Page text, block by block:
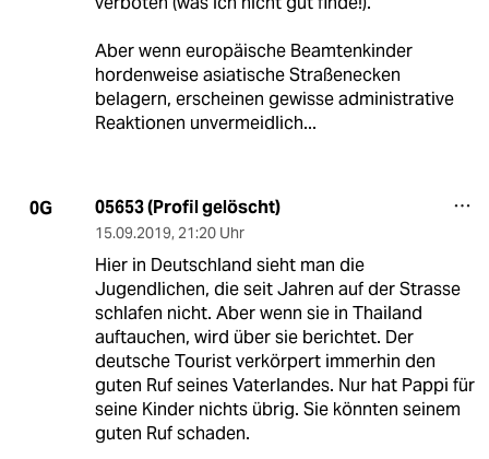
Aber wenn europäische Beamtenkinder
hordenweise asiatische Straßenecken
belagern, erscheinen gewisse administrative
Reaktionen unvermeidlich...
0G 05653 (Profil gelöscht)
15.09.2019, 21:20 Uhr
Hier in Deutschland sieht man die
Jugendlichen, die seit Jahren auf der Strasse
schlafen nicht. Aber wenn sie in Thailand
auftauchen, wird über sie berichtet. Der
deutsche Tourist verkörpert immerhin den
guten Ruf seines Vaterlandes. Nur hat Pappi für
seine Kinder nichts übrig. Sie könnten seinem
guten Ruf schaden.